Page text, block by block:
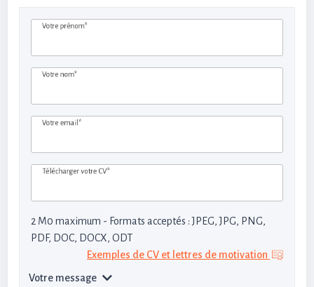
Votre prénom*
Votre nom*
Votre email*
Télécharger votre CV*
2 M0 maximum - Formats acceptés : JPEG, JPG, PNG,
PDF, DOC, DOCX, ODT
Exemples de CV et lettres de motivation
Votre message